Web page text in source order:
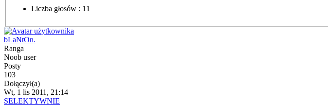
Liczba głosów : 11
bLaNtOn.
Ranga
Noob user
Posty
103
Dołączył(a)
Wt, 1 lis 2011, 21:14
SELEKTYWNIE